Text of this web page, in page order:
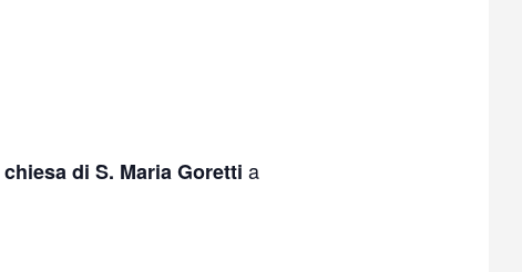
chiesa di S. Maria Goretti a